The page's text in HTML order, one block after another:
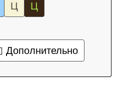
Ц Ц
Дополнительно